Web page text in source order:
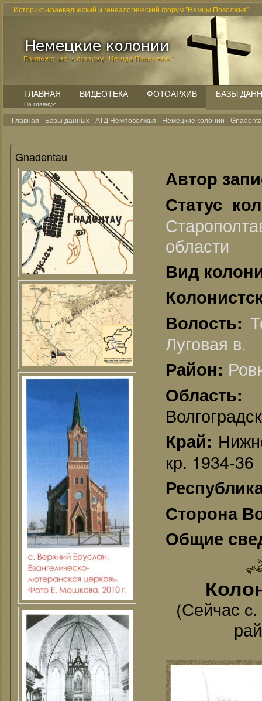
Историко-краеведческий и генеалогический форум "Немцы Поволжья"
ГЛАВНАЯ
На главную
ВИДЕОТЕКА ФОТОАРХИВ БАЗЫ
Главная - Базы данных-АТД Немповолжья - Немецкие колонии -
Gnadentau
Автор
Статус
области
Вид
Волость:
Луговая в.
Район:
Край:
кр. 1934-36
Сторона
Общие
(Сейчас c.